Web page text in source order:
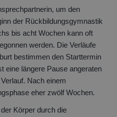
um den
der Rückbildungsgymnastik
bis acht Wochen kann oft
werden. Die Verläufe
bestimmen den Starttermin
eine längere Pause angeraten
Nach einem
eher zwölf Wochen.
Körper durch die